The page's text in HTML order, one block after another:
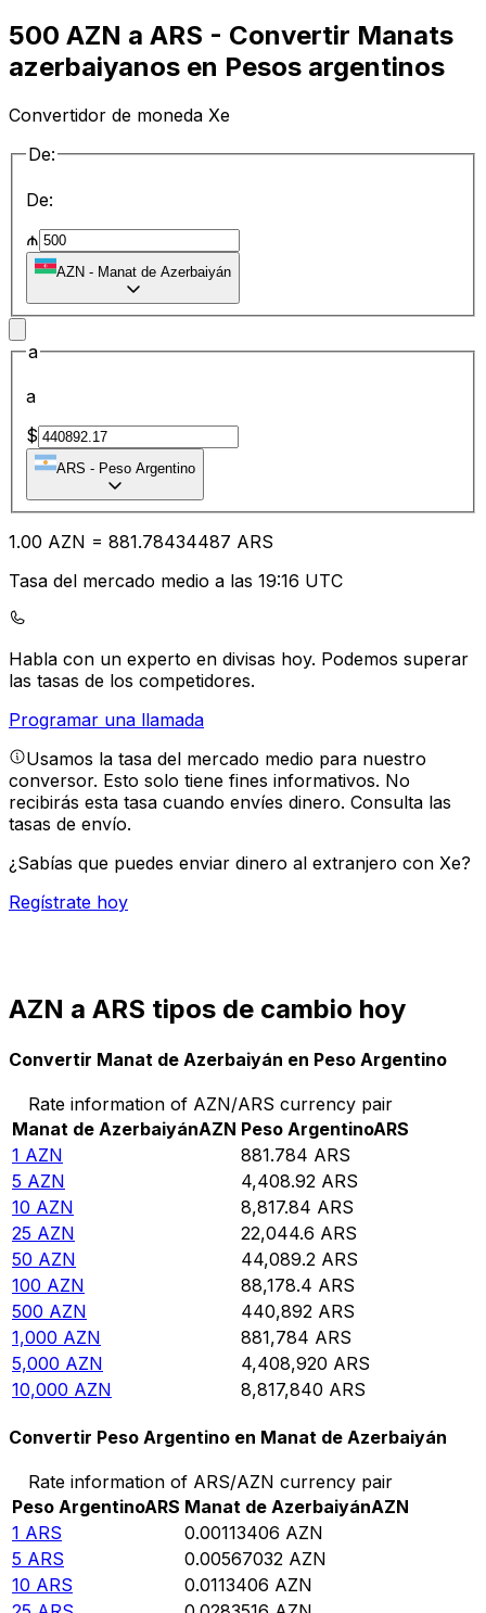
500 AZN a ARS - Convertir Manats
azerbaiyanos en Pesos argentinos
Convertidor de moneda Xe
De:
De:
₼
AZN - Manat de Azerbaiyán
a
a
$
ARS - Peso Argentino
1.00 AZN = 881.78434487 ARS
Tasa del mercado medio a las 19:16 UTC
Habla con un experto en divisas hoy. Podemos superar
las tasas de los competidores.
Programar una llamada
Usamos la tasa del mercado medio para nuestro
conversor. Esto solo tiene fines informativos. No
recibirás esta tasa cuando envíes dinero. Consulta las
tasas de envío.
¿Sabías que puedes enviar dinero al extranjero con Xe?
Regístrate hoy
AZN a ARS tipos de cambio hoy
Convertir Manat de Azerbaiyán en Peso Argentino
Rate information of AZN/ARS currency pair
Manat de AzerbaiyánAZN Peso ArgentinoARS
1 AZN 881.784 ARS
5 AZN 4,408.92 ARS
10 AZN 8,817.84 ARS
25 AZN 22,044.6 ARS
50 AZN 44,089.2 ARS
100 AZN 88,178.4 ARS
500 AZN 440,892 ARS
1,000 AZN 881,784 ARS
5,000 AZN 4,408,920 ARS
10,000 AZN 8,817,840 ARS
Convertir Peso Argentino en Manat de Azerbaiyán
Rate information of ARS/AZN currency pair
Peso ArgentinoARS Manat de AzerbaiyánAZN
1 ARS 0.00113406 AZN
5 ARS 0.00567032 AZN
10 ARS 0.0113406 AZN